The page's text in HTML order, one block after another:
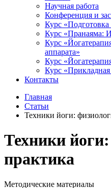
Научная работа
Конференция и
Курс «Подготовка
Курс «Пранаяма:
Курс
аппарата»
Курс
Курс «Прикладная
Контакты
Главная
Статьи
Техники йоги:
Техники
практика
Методические материалы